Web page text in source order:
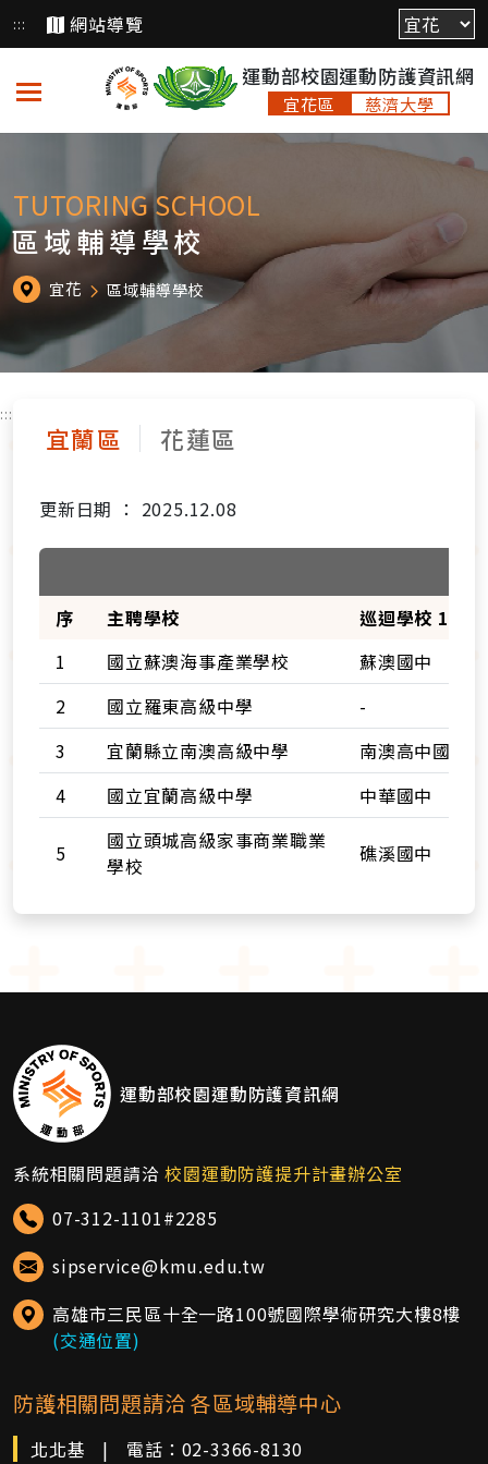
:::
跳
到
主
要
內
網站導覽
運動部校園運動防護資訊網
宜花區 慈濟大學
TUTORING SCHOOL
區域輔導學校
宜花 區域輔導學校
:::
宜蘭區 花蓮區
更新日期 ： 2025.12.08
序 主聘學校
巡迴學校 1
1
國立蘇澳海事產業學校
蘇澳國中
2
國立羅東高級中學
-
3
宜蘭縣立南澳高級中學
南澳高中國中部
4
國立宜蘭高級中學 中華國中
5
國立頭城高級家事商業職業
學校
礁溪國中
運動部校園運動防護資訊網
系統相關問題請洽校園運動防護提升計畫辦公室
07-312-1101#2285
sipservice@kmu.edu.tw
高雄市三民區十全一路100號國際學術研究大樓8樓
(交通位置)
防護相關問題請洽 各區域輔導中心
北北基 | 電話： 02-3366-8130